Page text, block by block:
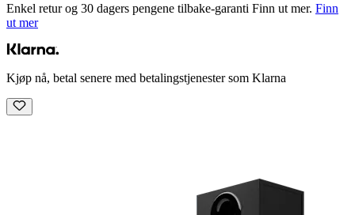
Enkel retur og 30 dagers pengene tilbake-garanti Finn ut mer. Finn
ut mer
Kjøp nå, betal senere med betalingstjenester som Klarna